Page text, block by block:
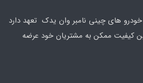
خودرو های چینی نامبر وان یدک تعهد دارد
کیفیت ممکن به مشتریان خود عرضه